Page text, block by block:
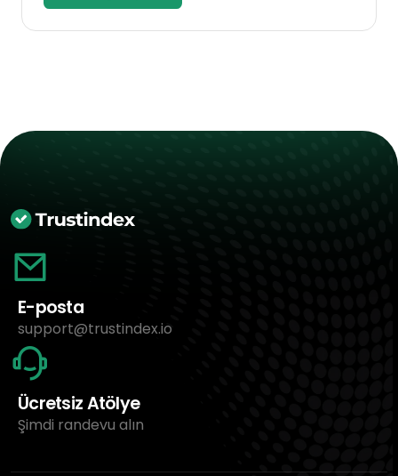
E-posta
support@trustindex.io
Ücretsiz Atölye
Şimdi randevu alın